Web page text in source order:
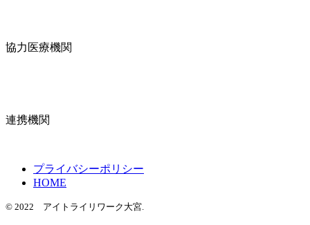
協力医療機関
連携機関
プライバシーポリシー
HOME
© 2022 アイトライリワーク大宮.